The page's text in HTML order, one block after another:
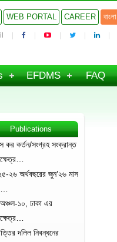
WEB PORTAL CAREER বাংলা
EFDMS FAQ
Publications
কর কর্তন/সংগ্রহ সংক্রান্ত
২৬ অর্থবছরের জুন’২৬ মাস
১০, ঢাকা এর
দলিল নিবন্ধনের